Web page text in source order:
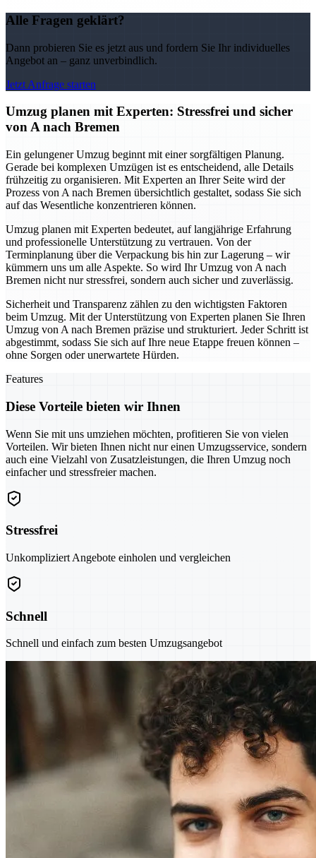
Alle Fragen geklärt?
Dann probieren Sie es jetzt aus und fordern Sie Ihr individuelles
Angebot an – ganz unverbindlich.
Jetzt Anfrage starten
Umzug planen mit Experten: Stressfrei und sicher
von A nach Bremen
Ein gelungener Umzug beginnt mit einer sorgfältigen Planung.
Gerade bei komplexen Umzügen ist es entscheidend, alle Details
frühzeitig zu organisieren. Mit Experten an Ihrer Seite wird der
Prozess von A nach Bremen übersichtlich gestaltet, sodass Sie sich
auf das Wesentliche konzentrieren können.
Umzug planen mit Experten bedeutet, auf langjährige Erfahrung
und professionelle Unterstützung zu vertrauen. Von der
Terminplanung über die Verpackung bis hin zur Lagerung – wir
kümmern uns um alle Aspekte. So wird Ihr Umzug von A nach
Bremen nicht nur stressfrei, sondern auch sicher und zuverlässig.
Sicherheit und Transparenz zählen zu den wichtigsten Faktoren
beim Umzug. Mit der Unterstützung von Experten planen Sie Ihren
Umzug von A nach Bremen präzise und strukturiert. Jeder Schritt ist
abgestimmt, sodass Sie sich auf Ihre neue Etappe freuen können –
ohne Sorgen oder unerwartete Hürden.
Features
Diese Vorteile bieten wir Ihnen
Wenn Sie mit uns umziehen möchten, profitieren Sie von vielen
Vorteilen. Wir bieten Ihnen nicht nur einen Umzugsservice, sondern
auch eine Vielzahl von Zusatzleistungen, die Ihren Umzug noch
einfacher und stressfreier machen.
Stressfrei
Unkompliziert Angebote einholen und vergleichen
Schnell
Schnell und einfach zum besten Umzugsangebot